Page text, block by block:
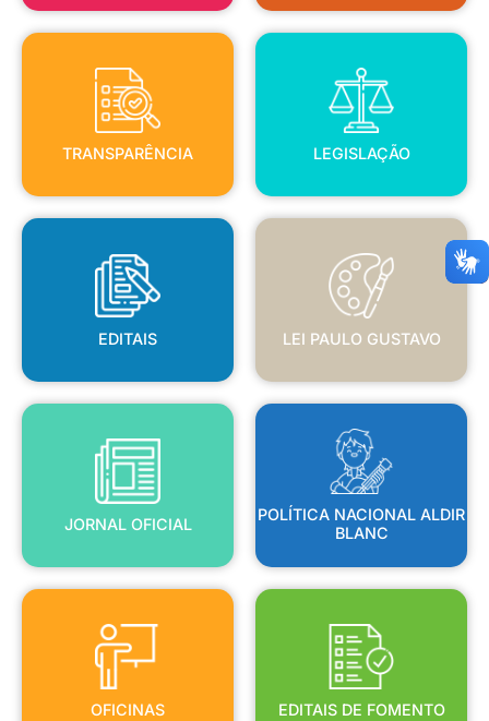
TRANSPARÊNCIA
TRANSPARÊNCIA
LEGISLAÇÃO
LEGISLAÇÃO
EDITAIS
EDITAIS
LEI PAULO GUSTAVO
LEI PAULO GUSTAVO
JORNAL OFICIAL
JORNAL OFICIAL
POLÍTICA NACIONAL ALDIR
BLANC
POLÍTICA NACIONAL ALDIR
BLANC
OFICINAS
OFICINAS
EDITAIS DE FOMENTO
EDITAIS DE FOMENTO